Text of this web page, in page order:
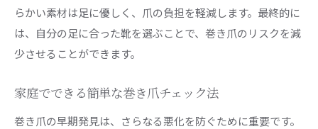
セルフケアで巻き爪の症状を軽減健康的な足元を目
指す
セルフケアで改善した実例紹介
セルフケアが巻き爪の症状に与える効果
らかい素材は足に優しく、爪の負担を軽減します。最終的に
は、自分の足に合った靴を選ぶことで、巻き爪のリスクを減
少させることができます。
家庭でできる簡単な巻き爪チェック法
巻き爪の早期発見は、さらなる悪化を防ぐために重要です。